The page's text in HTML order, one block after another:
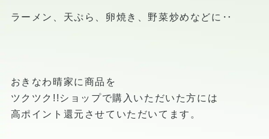
ラーメン、天ぷら、卵焼き、野菜炒めなどに‥
おきなわ晴家に商品を
ツクツク!!ショップで購入いただいた方には
高ポイント還元させていただいてます。